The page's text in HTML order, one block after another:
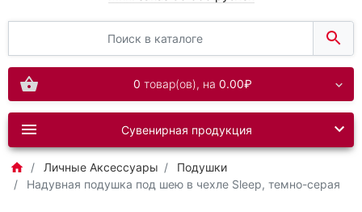
0 товар(ов), на 0.00₽
Сувенирная продукция
Личные Аксессуары
Подушки
Надувная подушка под шею в чехле Sleep, темно-серая